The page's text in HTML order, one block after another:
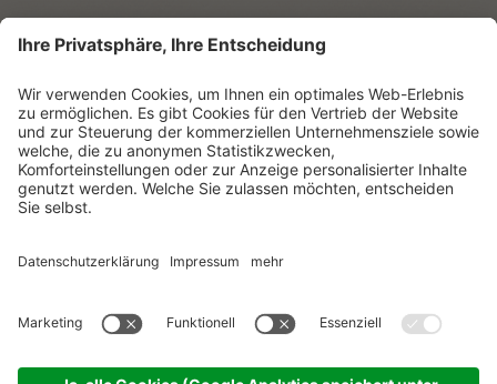
Ich habe dieDatenschutzerklärungzur Kenntnis
genommen.
NEWSLETTER ABONNIEREN
Cookie-Einstellungen .